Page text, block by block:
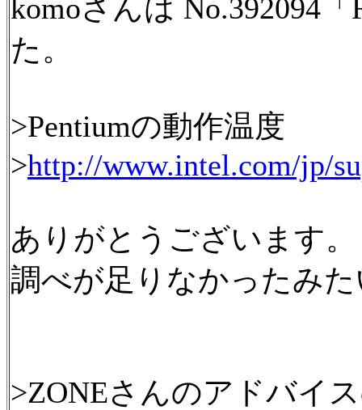
komoさんは No.392094
た。
>Pentiumの動作温度
>http://www.intel.com/jp/
ありがとうございます。
調べが足りなかったみ
>ZONEさんのアドバイ